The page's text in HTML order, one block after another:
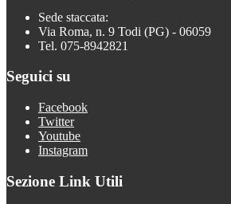
Sede staccata:
Via Roma, n. 9 Todi (PG) - 06059
Tel. 075-8942821
Seguici su
Facebook
Twitter
Youtube
Instagram
Sezione Link Utili